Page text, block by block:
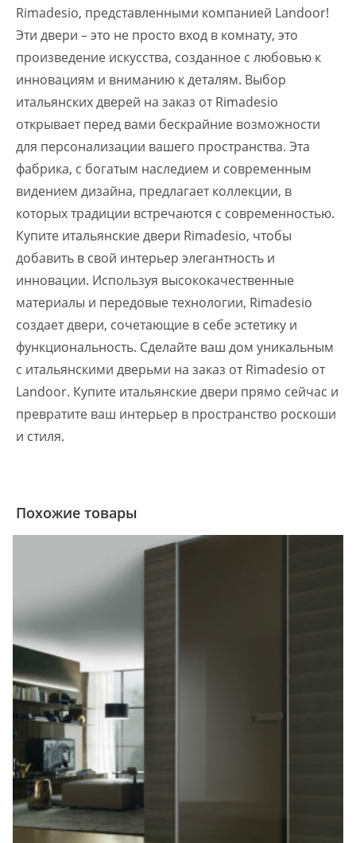
Rimadesio, представленными компанией Landoor!
Эти двери – это не просто вход в комнату, это
произведение искусства, созданное с любовью к
инновациям и вниманию к деталям. Выбор
итальянских дверей на заказ от Rimadesio
открывает перед вами бескрайние возможности
для персонализации вашего пространства. Эта
фабрика, с богатым наследием и современным
видением дизайна, предлагает коллекции, в
которых традиции встречаются с современностью.
Купите итальянские двери Rimadesio, чтобы
добавить в свой интерьер элегантность и
инновации. Используя высококачественные
материалы и передовые технологии, Rimadesio
создает двери, сочетающие в себе эстетику и
функциональность. Сделайте ваш дом уникальным
с итальянскими дверьми на заказ от Rimadesio от
Landoor. Купите итальянские двери прямо сейчас и
превратите ваш интерьер в пространство роскоши
и стиля.
Похожие товары